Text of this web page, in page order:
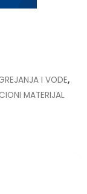
I VODE,
MATERIJAL